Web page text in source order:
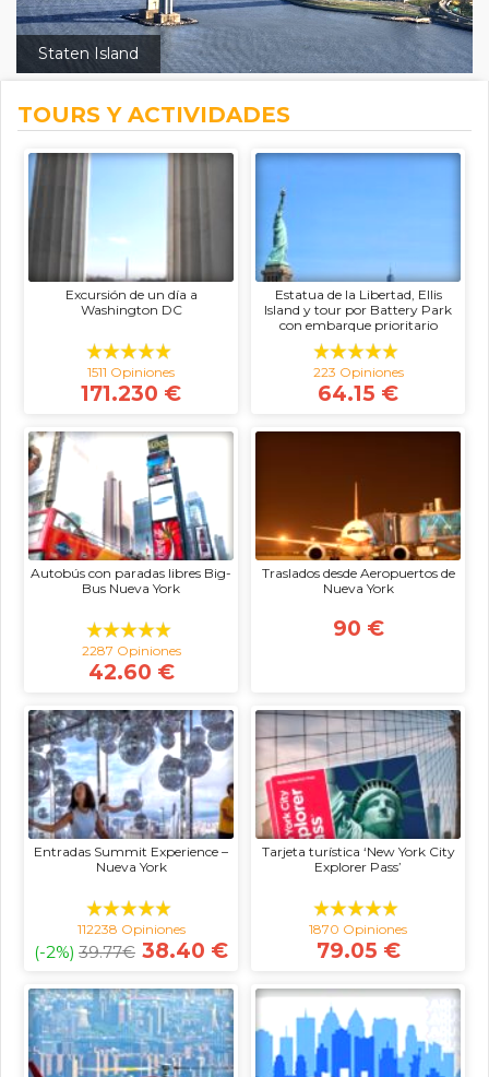
Staten Island
TOURS Y ACTIVIDADES
Excursión de un día a
Washington DC
1511 Opiniones
171.230 €
Estatua de la Libertad, Ellis
Island y tour por Battery Park
con embarque prioritario
223 Opiniones
64.15 €
Autobús con paradas libres Big-
Bus Nueva York
2287 Opiniones
42.60 €
Traslados desde Aeropuertos de
Nueva York
90 €
Entradas Summit Experience –
Nueva York
112238 Opiniones
(-2%) 39.77€ 38.40 €
Tarjeta turística ‘New York City
Explorer Pass’
1870 Opiniones
79.05 €